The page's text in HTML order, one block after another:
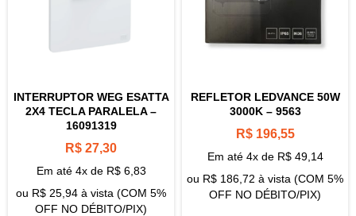
INTERRUPTOR WEG ESATTA
2X4 TECLA PARALELA –
16091319
R$ 27,30
Em até 4x de R$6,83
ou R$ 25,94 à vista (COM 5%
OFF NO DÉBITO/PIX)
REFLETOR LEDVANCE 50W
3000K – 9563
R$196,55
Em até 4x de R$49,14
ou R$ 186,72 à vista (COM 5%
OFF NO DÉBITO/PIX)